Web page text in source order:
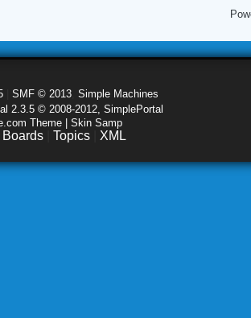
SMF © 2013 Simple Machines
2.3.5 © 2008-2012, SimplePortal
Theme | Skin Samp
Boards Topics XML